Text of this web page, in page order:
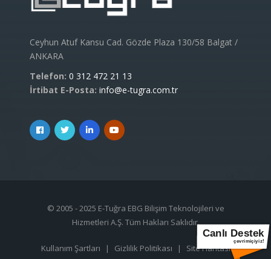
Ceyhun Atuf Kansu Cad. Gözde Plaza 130/58 Balgat /
ANKARA
Telefon: 0 312 472 21 13
İrtibat E-Posta: info@e-tugra.com.tr
© 2005 - 2025 E-Tuğra EBG Bilişim Teknolojileri ve
Hizmetleri A.Ş. Tüm Hakları Saklıdır.
Kullanım Şartları | Gizlilik Politikası | Site Haritası
Canlı Destek
çevrimiçiyiz!